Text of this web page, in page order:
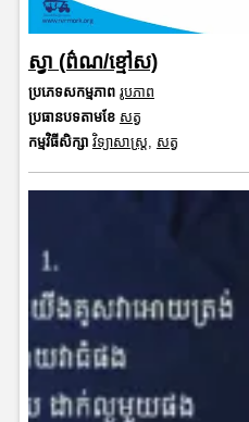
ស្វា (ព៌ណ/ខ្មៅស)
ប្រភេទសកម្មភាព រូបភាព
ប្រធានបទតាមខែ សត្វ
កម្មវិធីសិក្សា វិទ្យាសាស្រ្ត, សត្វ